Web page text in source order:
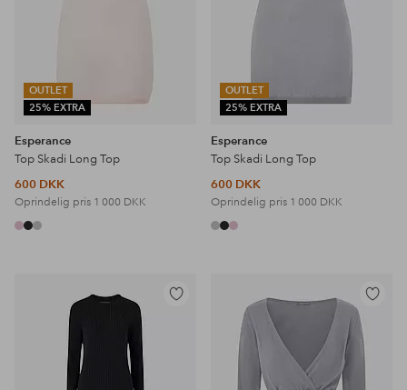
OUTLET
25% EXTRA
Esperance
Top Skadi Long Top
600 DKK
Oprindelig pris 1 000 DKK
OUTLET
25% EXTRA
Esperance
Top Skadi Long Top
600 DKK
Oprindelig pris 1 000 DKK
Tilføj
Tilføj
til
favoritter